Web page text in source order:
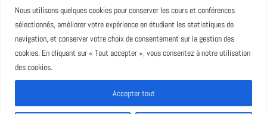
Nous utilisons quelques cookies pour conserver les cours et conférences
sélectionnés, améliorer votre expérience en étudiant les statistiques de
navigation, et conserver votre choix de consentement sur la gestion des
cookies. En cliquant sur « Tout accepter », vous consentez à notre utilisation
des cookies.
Accepter tout
© 2025 - Tous droits réservés -Mentions Légales-
Conditions Générales de Vente